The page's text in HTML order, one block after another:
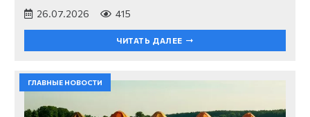
26.07.2026 415
ЧИТАТЬ ДАЛЕЕ
ГЛАВНЫЕ НОВОСТИ